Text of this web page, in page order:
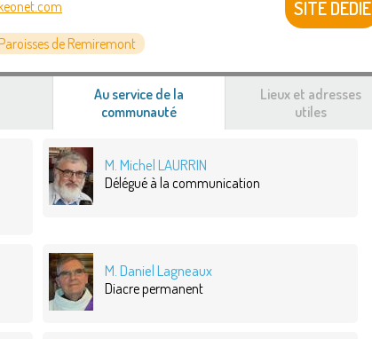
de Remiremont
SITE DÉDIÉ
Au service de la
communauté(onglet
Lieux et adresses
utiles
M. Michel LAURRIN
Délégué à la communication
M. Daniel Lagneaux
Diacre permanent